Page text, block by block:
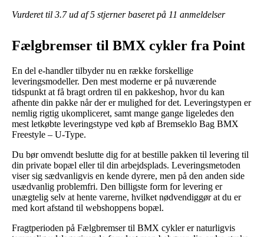
Vurderet til 3.7ud af 5 stjerner baseret på 11 anmeldelser
Fælgbremser til BMX cykler fra Point
En del e-handler tilbyder nu en række forskellige
leveringsmodeller. Den mest moderne er på nuværende
tidspunkt at få bragt ordren til en pakkeshop, hvor du kan
afhente din pakke når der er mulighed for det. Leveringstypen er
nemlig rigtig ukompliceret, samt mange gange ligeledes den
mest letkøbte leveringstype ved køb af Bremseklo Bag BMX
Freestyle – U-Type.
Du bør omvendt beslutte dig for at bestille pakken til levering til
din private bopæl eller til din arbejdsplads. Leveringsmetoden
viser sig sædvanligvis en kende dyrere, men på den anden side
usædvanlig problemfri. Den billigste form for levering er
unægtelig selv at hente varerne, hvilket nødvendiggør at du er
med kort afstand til webshoppens bopæl.
Fragtperioden på Fælgbremser til BMX cykler er naturligvis